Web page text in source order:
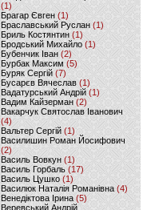
(1)
Брагар Євген (1)
Браславський Руслан (1)
Бриль Костянтин (1)
Бродський Михайло (1)
Бубенчик Іван(2)
Бурбак Максим (5)
Буряк Сергій (7)
Бусарєв Вячеслав (1)
Вадатурський Андрій (1)
Вадим Кайзерман (2)
Вакарчук Святослав Іванович
(4)
Вальтер Сергій (1)
Василишин Роман Йосифович
(2)
Василь Вовкун (1)
Василь Горбаль (17)
Василь Цушко (1)
Василюк Наталія Романівна (4)
Венедіктова Ірина(5)
Веревський Андрій